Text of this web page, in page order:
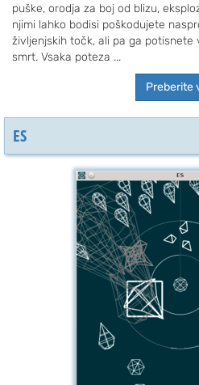
puške, orodja za boj od blizu,
njimi lahko bodisi poškodujete
življenjskih točk, ali pa ga potisnete
smrt. Vsaka poteza ...
Preberite
ES